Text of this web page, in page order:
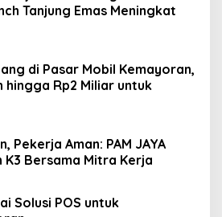
Tanjung Emas Meningkat
di Pasar Mobil Kemayoran,
hingga Rp2 Miliar untuk
Pekerja Aman: PAM JAYA
Bersama Mitra Kerja
Solusi POS untuk